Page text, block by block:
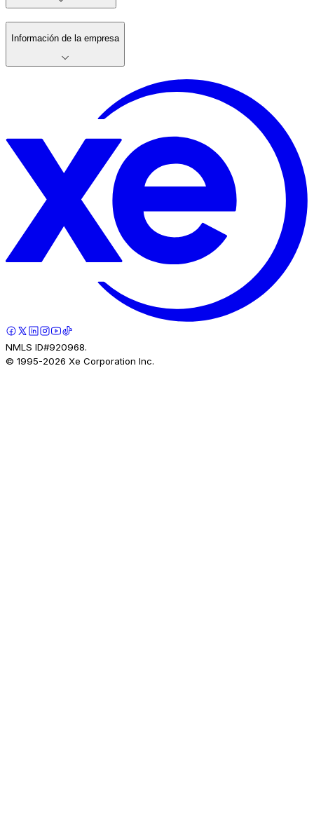
Información de la empresa
NMLS ID#920968.
© 1995-2026 Xe Corporation Inc.